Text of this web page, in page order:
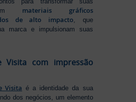
materiais gráficos
de alto impacto , que
marca e impulsionam suas
Visita com impressão
Visita é a identidade da sua
dos negócios, um elemento